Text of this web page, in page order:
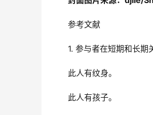
参考文献
1. 参与者在短期和长期
此人有纹身。
此人有孩子。